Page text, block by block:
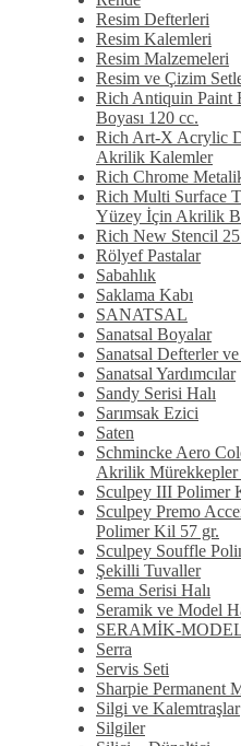
Resim Defterleri
Resim Kalemleri
Resim Malzemeleri
Resim ve Çizim
Rich Antiquin Paint
Boyası 120 cc.
Rich Art-X Acrylic
Akrilik Kalemler
Rich Chrome
Rich Multi Surface
Yüzey İçin Akrilik
Rich New Stencil
Rölyef Pastalar
Sabahlık
Saklama Kabı
SANATSAL
Sanatsal Boyalar
Sanatsal Defterler
Sanatsal Yardımcılar
Sandy Serisi Halı
Sarımsak Ezici
Saten
Schmincke Aero
Akrilik Mürekkepler
Sculpey III Polimer
Sculpey Premo
Polimer Kil 57 gr.
Sculpey Souffle
Şekilli Tuvaller
Sema Serisi Halı
Seramik ve Model
SERAMİK-
Serra
Servis Seti
Sharpie Permanent
Silgi ve Kalemtraşlar
Silgiler